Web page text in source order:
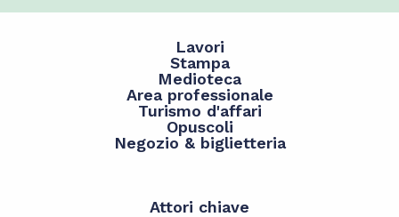
Lavori
Stampa
Medioteca
Area professionale
Turismo d'affari
Opuscoli
Negozio & biglietteria
Attori chiave